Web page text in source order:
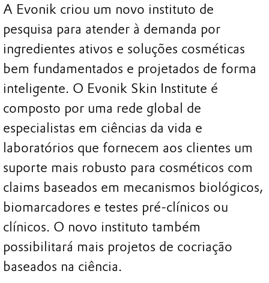
A Evonik criou um novo instituto de
pesquisa para atender à demanda por
ingredientes ativos e soluções cosméticas
bem fundamentados e projetados de forma
inteligente. O Evonik Skin Institute é
composto por uma rede global de
especialistas em ciências da vida e
laboratórios que fornecem aos clientes um
suporte mais robusto para cosméticos com
claims baseados em mecanismos biológicos,
biomarcadores e testes pré-clínicos ou
clínicos. O novo instituto também
possibilitará mais projetos de cocriação
baseados na ciência.